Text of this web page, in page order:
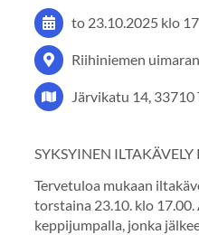
to 23.10.2025 klo 17
Riihiniemen
Järvikatu 14, 33710
SYKSYINEN
Tervetuloa mukaan
torstaina 23.10. klo
keppijumpalla, jonka